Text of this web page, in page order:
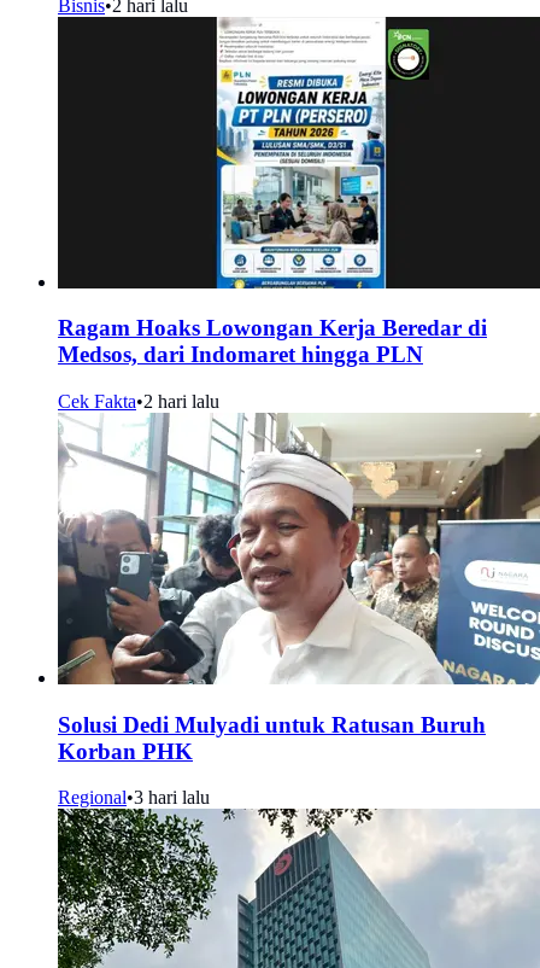
Bisnis•2 hari lalu
Ragam Hoaks Lowongan Kerja Beredar di
Medsos, dari Indomaret hingga PLN
Cek Fakta•2 hari lalu
Solusi Dedi Mulyadi untuk Ratusan Buruh
Korban PHK
Regional•3 hari lalu